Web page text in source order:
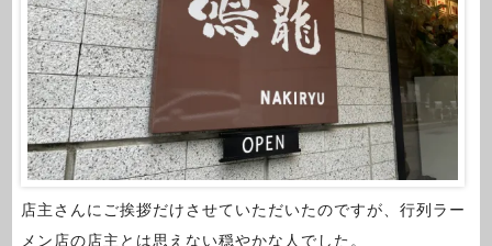
店主さんにご挨拶だけさせていただいたのですが、行列ラー
メン店の店主とは思えない穏やかな人でした。